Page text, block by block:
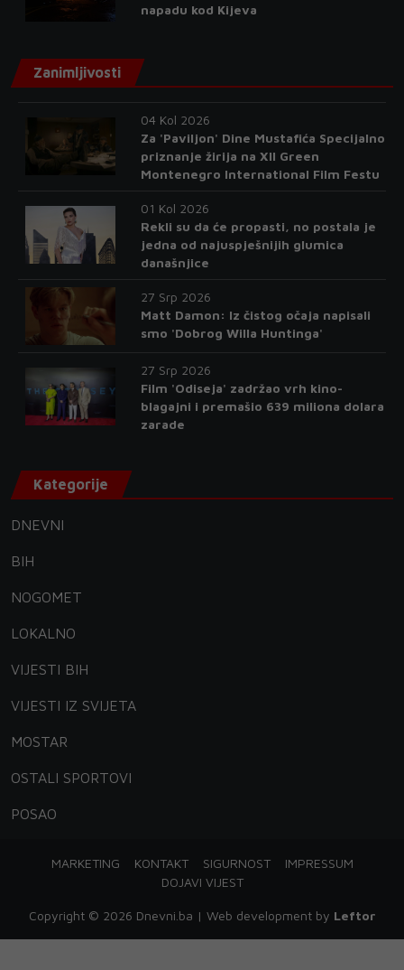
napadu kod Kijeva
Zanimljivosti
04 Kol 2026
Za 'Paviljon' Dine Mustafića Specijalno
priznanje žirija na XII Green
Montenegro International Film Festu
01 Kol 2026
Rekli su da će propasti, no postala je
jedna od najuspješnijih glumica
današnjice
27 Srp 2026
Matt Damon: Iz čistog očaja napisali
smo 'Dobrog Willa Huntinga'
27 Srp 2026
Film 'Odiseja' zadržao vrh kino-
blagajni i premašio 639 miliona dolara
zarade
Kategorije
DNEVNI
BIH
NOGOMET
LOKALNO
VIJESTI BIH
VIJESTI IZ SVIJETA
MOSTAR
OSTALI SPORTOVI
POSAO
MARKETING KONTAKT SIGURNOST
IMPRESSUM
DOJAVI VIJEST
Copyright © 2026 Dnevni.ba | Web development by Leftor